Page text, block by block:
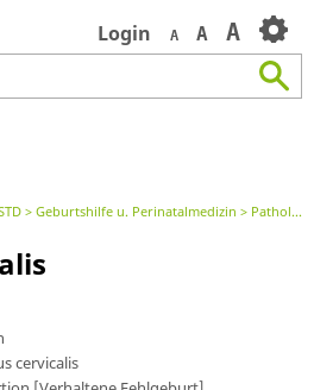
Login A A A
Geburtshilfe u. Perinatalmedizin Pathologische Gravidität
cervicalis